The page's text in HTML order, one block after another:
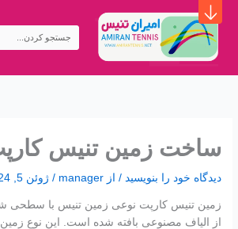
محتوا
جستجو
کردن
ساخت زمین تنیس
دیدگاه‌ خود را بنویسید / از manager
/ژوئن 5, 2024
زمین تنیس کارپت نوعی زمین تنیس با سطحی
از الیاف مصنوعی بافته شده است. این نوع